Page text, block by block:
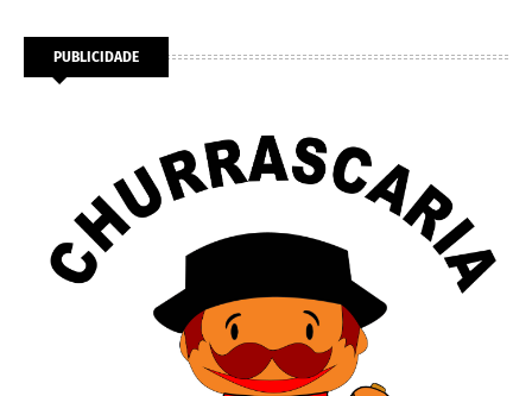
PUBLICIDADE